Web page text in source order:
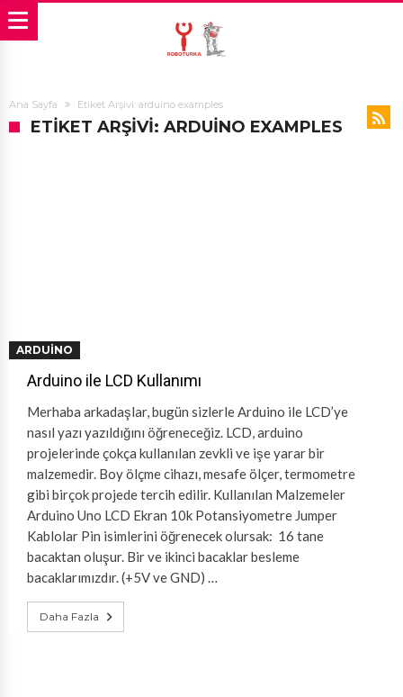
Ana Sayfa Etiket Arşivi: arduino examples
ETIKET ARŞIVI: ARDUINO EXAMPLES
ARDUINO
Arduino ile LCD Kullanımı
Merhaba arkadaşlar, bugün sizlerle Arduino ile LCD’ye
nasıl yazı yazıldığını öğreneceğiz. LCD, arduino
projelerinde çokça kullanılan zevkli ve işe yarar bir
malzemedir. Boy ölçme cihazı, mesafe ölçer, termometre
gibi birçok projede tercih edilir. Kullanılan Malzemeler
Arduino Uno LCD Ekran 10k Potansiyometre Jumper
Kablolar Pin isimlerini öğrenecek olursak: 16 tane
bacaktan oluşur. Bir ve ikinci bacaklar besleme
bacaklarımızdır. (+5V ve GND) …
Daha Fazla